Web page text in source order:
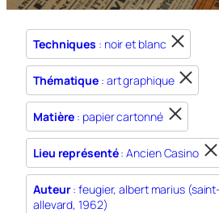
Techniques : noir et blanc
Thématique : art graphique
Matière : papier cartonné
Lieu représenté: Ancien Casino
Auteur: feugier, albert marius
allevard, 1962)